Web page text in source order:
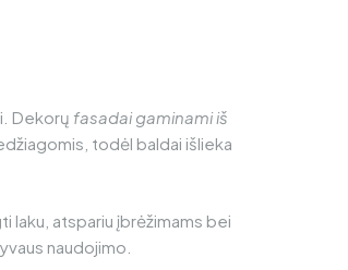
Dekorų fasadai gaminami iš
todėl baldai išlieka
laku, atspariu įbrėžimams bei
naudojimo.